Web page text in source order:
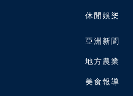
休閒娛樂
亞洲新聞
地方農業
美食報導